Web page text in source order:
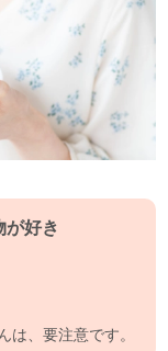
が好き
は、要注意です。